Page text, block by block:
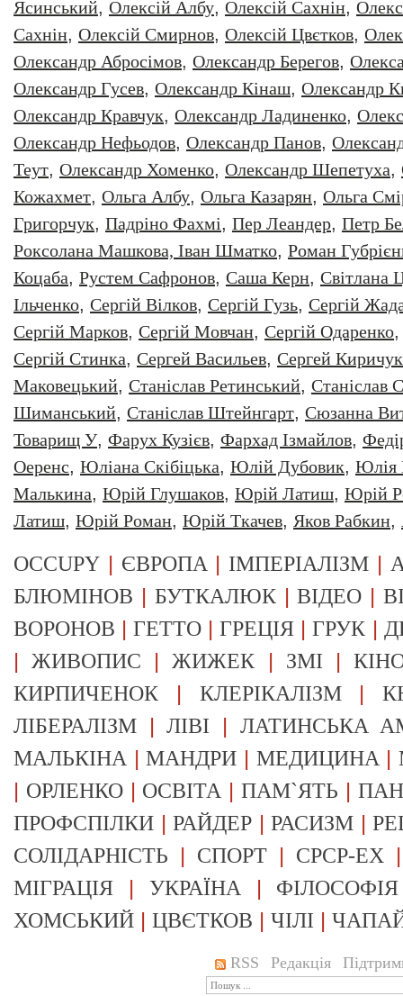
Ясинський, Олексiй Албу, Олексiй Сахнiн,
Сахнін, Олексій Смирнов, Олексій Цвєтков,
Олександр Абросімов, Олександр Берегов,
Олександр Гусев, Олександр Кінаш, Олександр
Олександр Кравчук, Олександр Ладиненко,
Олександр Нефьодов, Олександр Панов,
Теут, Олександр Хоменко, Олександр Шепетуха,
Кожахмет, Ольга Албу, Ольга Казарян, Ольга
Григорчук, Падріно Фахмі, Пер Леандер, Петр
Роксолана Машкова, Іван Шматко, Роман
Коцаба, Рустем Сафронов, Саша Керн, Світлана
Ільченко, Сергій Вілков, Сергій Гузь, Сергій
Сергій Марков, Сергій Мовчан, Сергій Одаренко
Сергій Стинка, Сергей Васильев, Сергей Киричук
Маковецький, Станіслав Ретинський, Станіслав
Шиманський, Станіслав Штейнгарт, Сюзанна
Товарищ У, Фарух Кузієв, Фархад Ізмайлов,
Оеренс, Юліана Скібіцька, Юлій Дубовик, Юлія
Малькина, Юрiй Глушаков, Юрiй Латиш, Юрiй
Латиш, Юрій Роман, Юрій Ткачев, Яков Рабкин,
OCCUPY | ЄВРОПА | ІМПЕРІАЛІЗМ |
БЛЮМІНОВ | БУТКАЛЮК|ВІДЕО |
ВОРОНОВ |ГЕТТО |ГРЕЦІЯ |ГРУК |
|ЖИВОПИС |ЖИЖЕК | ЗМІ |
КИРПИЧЕНОК | КЛЕРІКАЛІЗМ|
ЛІБЕРАЛІЗМ |ЛІВІ | ЛАТИНСЬКА
МАЛЬКІНА |МАНДРИ | МЕДИЦИНА |
| ОРЛЕНКО| ОСВІТА |ПАМ`ЯТЬ |
ПРОФСПІЛКИ |РАЙДЕР |РАСИЗМ |
СОЛІДАРНІСТЬ | СПОРТ | СРСР-EX
МІГРАЦІЯ | УКРАЇНА | ФІЛОСОФІЯ
ХОМСЬКИЙ | ЦВЄТКОВ | ЧІЛІ |
RSS Редакція